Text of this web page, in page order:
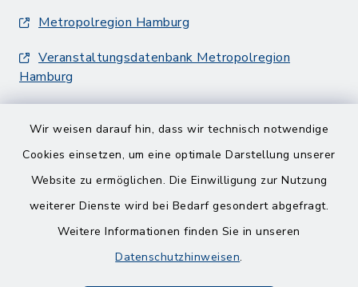
Wir weisen darauf hin, dass wir technisch notwendige
Cookies einsetzen, um eine optimale Darstellung unserer
Website zu ermöglichen. Die Einwilligung zur Nutzung
weiterer Dienste wird bei Bedarf gesondert abgefragt.
Weitere Informationen finden Sie in unseren
Datenschutzhinweisen.
Metropolregion Hamburg
Veranstaltungsdatenbank Metropolregion
Hamburg
Barrierefreiheit